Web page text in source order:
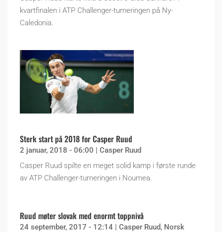
kvartfinalen i ATP Challenger-turneringen på Ny-
Caledonia.
Sterk start på 2018 for Casper Ruud
2 januar, 2018 - 06:00 | Casper Ruud
Casper Ruud spilte en meget solid kamp i første runde
av ATP Challenger-turneringen i Noumea.
Ruud møter slovak med enormt toppnivå
24 september, 2017 - 12:14 | Casper Ruud, Norsk